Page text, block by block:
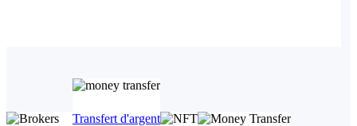
Transfert d'argent